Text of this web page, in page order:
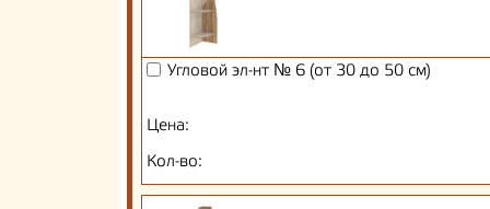
Угловой эл-нт № 6 (от 30 до 50 см)
Цена:
Кол-во: